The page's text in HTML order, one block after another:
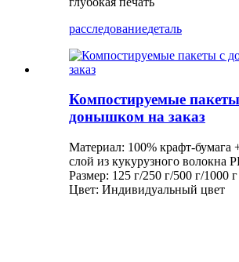
расследованиедеталь
Компостируемые
донышком на заказ
Материал: 100% крафт-бумага
слой из кукурузного волокна
Размер: 125 г/250 г/500 г/1000 г
Цвет: Индивидуальный цвет